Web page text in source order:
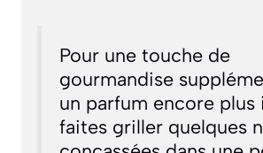
Pour une touche de
gourmandise
un parfum encore plus
faites griller quelques